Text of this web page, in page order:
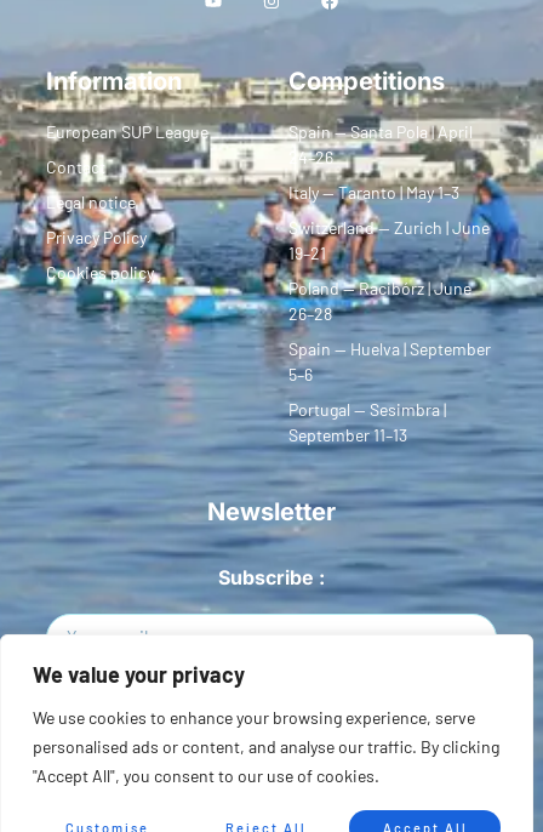
We value your privacy
We use cookies to enhance your browsing experience, serve
personalised ads or content, and analyse our traffic. By clicking
"Accept All", you consent to our use of cookies.
Customise Reject All Accept All
Information
European SUP League
Contact
Legal notice
Privacy Policy
Cookies policy
Competitions
Spain — Santa Pola | April
24–26
Italy — Taranto | May 1–3
Switzerland — Zurich | June
19–21
Poland — Racibórz | June
26–28
Spain — Huelva | September
5–6
Portugal — Sesimbra |
September 11–13
Newsletter
Subscribe :
Copyright © 2026 European SUP League. All rights reserved.
Sitemap